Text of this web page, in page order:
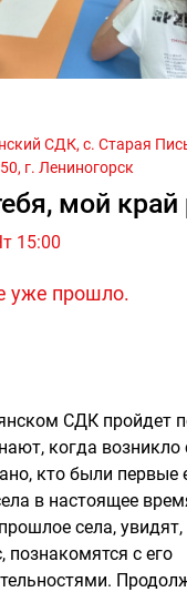
г. Лениногорск
мой край
15:00
уже прошло.
СДК пройдет
когда возникло
кто были первые
в настоящее
села,
познакомятся с его